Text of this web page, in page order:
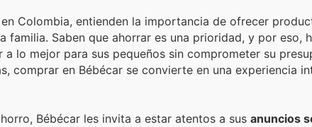
Colombia, entienden la importancia de ofrecer
Saben que ahorrar es una prioridad, y por eso,
lo mejor para sus pequeños sin comprometer su
comprar en Bébécar se convierte en una experiencia
Bébécar les invita a estar atentos a sus anuncios